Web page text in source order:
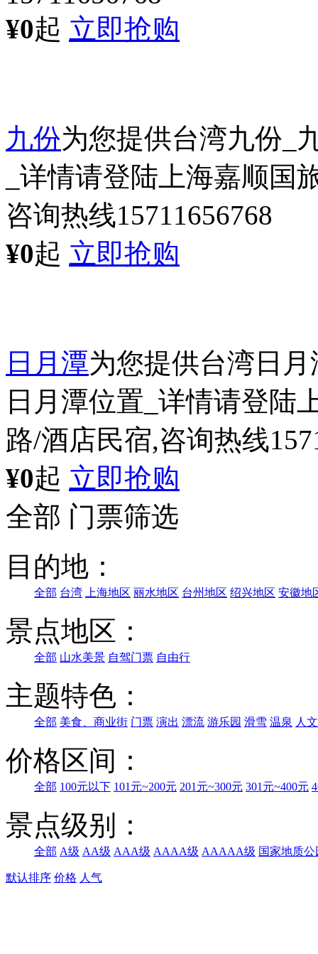
¥0起 立即抢购
九份为您提供台湾九份_
_详情请登陆上海嘉顺国
咨询热线15711656768
¥0起 立即抢购
日月潭为您提供台湾日
日月潭位置_详情请登陆
路/酒店民宿,咨询热线
¥0起 立即抢购
全部 门票筛选
目的地：
全部 台湾 上海地区 丽水地区 台州地区 绍兴地区 安徽地
景点地区：
全部 山水美景 自驾门票 自由行
主题特色：
全部 美食、商业街 门票 演出 漂流 游乐园 滑雪 温泉 人
价格区间：
全部 100元以下 101元~200元 201元~300元 301元~400元
景点级别：
全部 A级 AA级 AAA级 AAAA级 AAAAA级 国家地质公
默认排序 价格 人气